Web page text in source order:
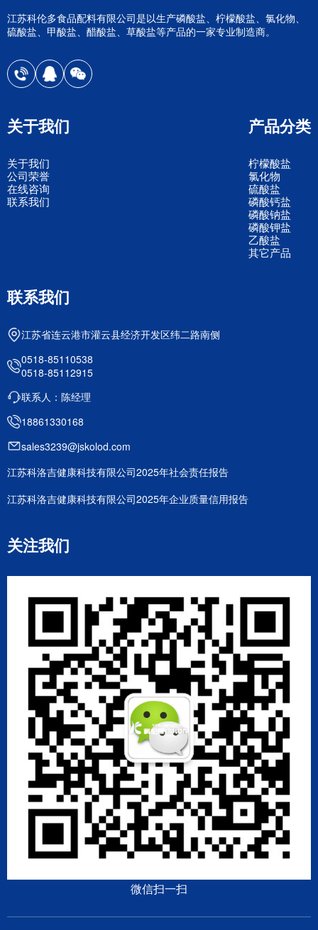
江苏科伦多食品配料有限公司是以生产磷酸盐、柠檬酸盐、氯化物、
硫酸盐、甲酸盐、醋酸盐、草酸盐等产品的一家专业制造商。
关于我们
关于我们
公司荣誉
在线咨询
联系我们
产品分类
柠檬酸盐
氯化物
硫酸盐
磷酸钙盐
磷酸钠盐
磷酸钾盐
乙酸盐
其它产品
联系我们
江苏省连云港市灌云县经济开发区纬二路南侧
0518-85110538
0518-85112915
联系人：陈经理
18861330168
sales3239@jskolod.com
江苏科洛吉健康科技有限公司2025年社会责任报告
江苏科洛吉健康科技有限公司2025年企业质量信用报告
关注我们
微信扫一扫